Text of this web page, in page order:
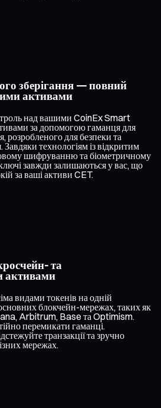
зберігання — повний
активами
над вашими CoinEx Smart
за допомогою гаманця для
розробленого для безпеки та
технологіям із відкритим
шифруванню та біометричному
завжди залишаються у вас, що
за ваші активи CET.
та
активами
видами токенів на одній
блокчейн-мережах, таких як
Arbitrum, Base та Optimism.
перемикати гаманці.
транзакції та зручно
мережах.